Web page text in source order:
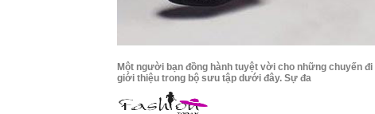
Một người bạn đồng hành tuyệt vời cho những chuyến
giới thiệu trong bộ sưu tập dưới đây. Sự đa